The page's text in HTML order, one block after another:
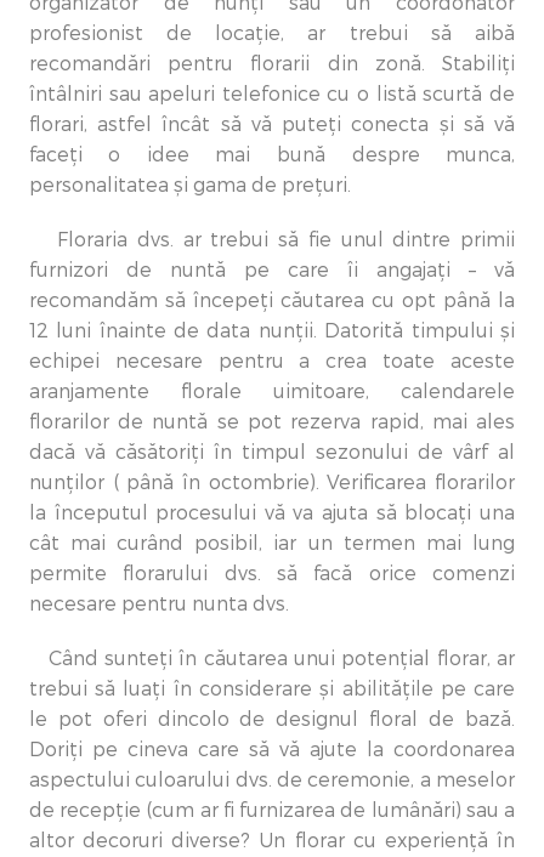
profesionist de locație, ar trebui să aibă
recomandări pentru florarii din zonă. Stabiliți
întâlniri sau apeluri telefonice cu o listă scurtă de
florari, astfel încât să vă puteți conecta și să vă
faceți o idee mai bună despre munca,
personalitatea și gama de prețuri.
Floraria dvs. ar trebui să fie unul dintre primii
furnizori de nuntă pe care îi angajați – vă
recomandăm să începeți căutarea cu opt până la
12 luni înainte de data nunții. Datorită timpului și
echipei necesare pentru a crea toate aceste
aranjamente florale uimitoare, calendarele
florarilor de nuntă se pot rezerva rapid, mai ales
dacă vă căsătoriți în timpul sezonului de vârf al
nunților ( până în octombrie). Verificarea florarilor
la începutul procesului vă va ajuta să blocați una
cât mai curând posibil, iar un termen mai lung
permite florarului dvs. să facă orice comenzi
necesare pentru nunta dvs.
Când sunteți în căutarea unui potențial florar, ar
trebui să luați în considerare și abilitățile pe care
le pot oferi dincolo de designul floral de bază.
Doriți pe cineva care să vă ajute la coordonarea
aspectului culoarului dvs. de ceremonie, a meselor
de recepție (cum ar fi furnizarea de lumânări) sau a
altor decoruri diverse? Un florar cu experiență în